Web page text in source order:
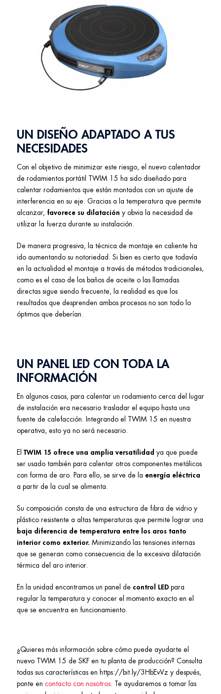
UN DISEÑO ADAPTADO A TUS
NECESIDADES
Con el objetivo de minimizar este riesgo, el nuevo calentador
de rodamientos portátil TWIM 15 ha sido diseñado para
calentar rodamientos que están montados con un ajuste de
interferencia en su eje. Gracias a la temperatura que permite
alcanzar, favorece su dilatación y obvia la necesidad de
utilizar la fuerza durante su instalación.
De manera progresiva, la técnica de montaje en caliente ha
ido aumentando su notoriedad. Si bien es cierto que todavía
en la actualidad el montaje a través de métodos tradicionales,
como es el caso de los baños de aceite o las llamadas
directas sigue siendo frecuente, la realidad es que los
resultados que desprenden ambos procesos no son todo lo
óptimos que deberían.
UN PANEL LED CON TODA LA
INFORMACIÓN
En algunos casos, para calentar un rodamiento cerca del lugar
de instalación era necesario trasladar el equipo hasta una
fuente de calefacción. Integrando el TWIM 15 en nuestra
operativa, esto ya no será necesario.
El TWIM 15 ofrece una amplia versatilidad ya que puede
ser usado también para calentar otros componentes metálicos
con forma de aro. Para ello, se sirve de la energía eléctrica
a partir de la cual se alimenta.
Su composición consta de una estructura de fibra de vidrio y
plástico resistente a altas temperaturas que permite lograr una
baja diferencia de temperatura entre los aros tanto
interior como exterior. Minimizando las tensiones internas
que se generan como consecuencia de la excesiva dilatación
térmica del aro interior.
En la unidad encontramos un panel de control LED para
regular la temperatura y conocer el momento exacto en el
que se encuentra en funcionamiento.
¿Quieres más información sobre cómo puede ayudarte el
nuevo TWIM 15 de SKF en tu planta de producción? Consulta
todas sus características en https://bit.ly/3HbEvVz y después,
ponte en contacto con nosotros . Te ayudaremos a tomar las